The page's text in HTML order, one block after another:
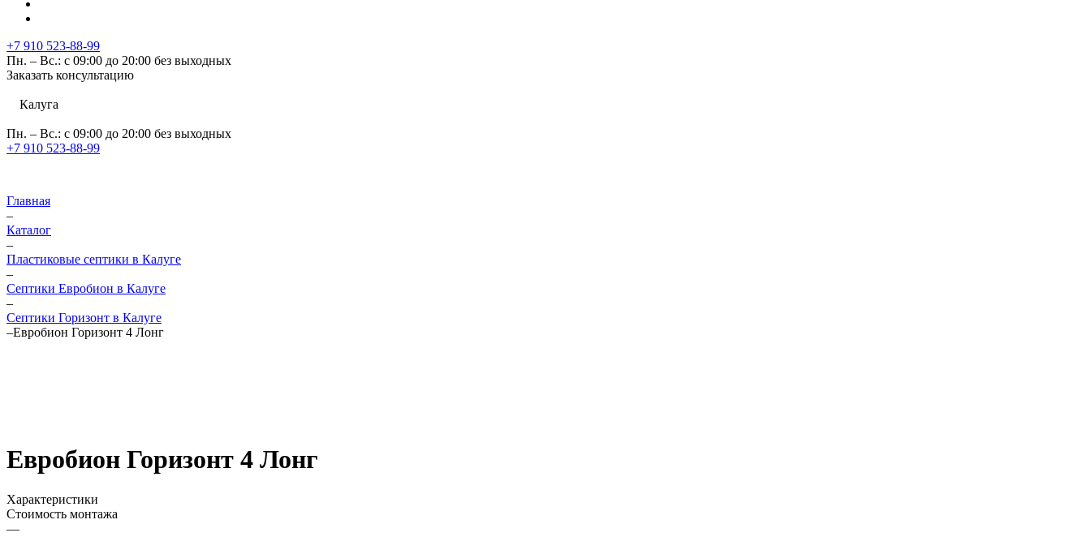
+7 910 523-88-99
Пн. – Вс.: с 09:00 до 20:00 без выходных
Заказать консультацию
Калуга
Пн. – Вс.: с 09:00 до 20:00 без выходных
+7 910 523-88-99
Главная
–
Каталог
–
Пластиковые септики в Калуге
–
Септики Евробион в Калуге
–
Септики Горизонт в Калуге
–Евробион Горизонт 4 Лонг
Евробион Горизонт 4 Лонг
Характеристики
Стоимость монтажа
—